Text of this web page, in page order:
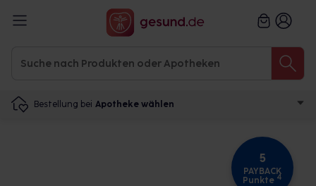
Bestellung bei Apotheke wählen
5
PAYBACK
Punkte 4